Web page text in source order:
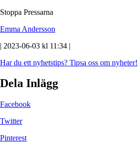
Stoppa Pressarna
Emma Andersson
| 2023-06-03 kl 11:34 |
Har du ett nyhetstips? Tipsa oss om nyheter!
Dela Inlägg
Facebook
Twitter
Pinterest